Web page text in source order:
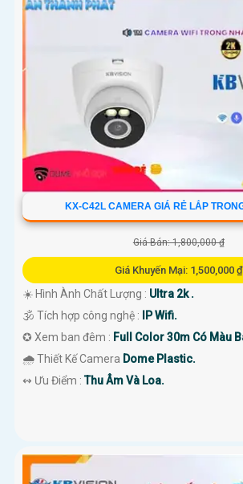
KX-C42L CAMERA GIÁ RẺ LẮP
Giá Bán: 1,800,000 ₫
Giá Khuyến Mại: 1,500,000 ₫
☀️ Hình Ành Chất Lượng : Ultra 2k .
🕉️ Tích hợp công nghệ :
IP Wifi.
✪ Xem ban đêm : Full Color 30m Có Màu
🌧️ Thiết Kế Camera Dome Plastic.
️↭ Ưu Điểm :Thu Âm Và Loa.